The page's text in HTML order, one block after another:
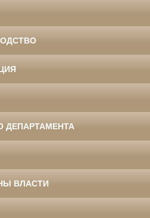
ДЕПАРТАМЕНТА
ВЛАСТИ